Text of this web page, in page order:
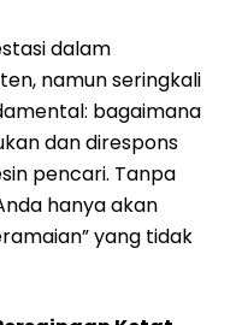
dalam
namun seringkali
bagaimana
dan direspons
pencari. Tanpa
hanya akan
yang tidak